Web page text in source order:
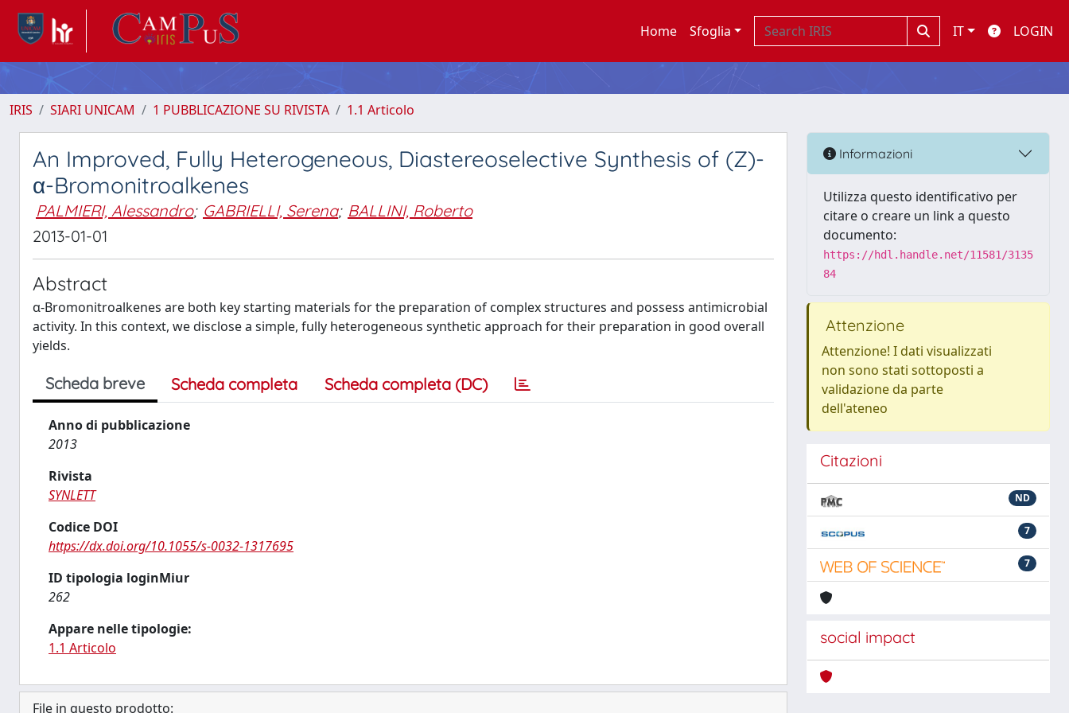
Home Sfoglia IT LOGIN
IRIS SIARI UNICAM 1 PUBBLICAZIONE SU RIVISTA 1.1 Articolo
An Improved, Fully Heterogeneous, Diastereoselective Synthesis of (Z)-
α-Bromonitroalkenes
PALMIERI, Alessandro; GABRIELLI, Serena; BALLINI, Roberto
2013-01-01
Abstract
α-Bromonitroalkenes are both key starting materials for the preparation of complex structures and possess antimicrobial
activity. In this context, we disclose a simple, fully heterogeneous synthetic approach for their preparation in good overall
yields.
Scheda breve Scheda completa Scheda completa (DC)
Anno di pubblicazione
2013
Rivista
SYNLETT
Codice DOI
https://dx.doi.org/10.1055/s-0032-1317695
ID tipologia loginMiur
262
Appare nelle tipologie:
1.1 Articolo
File in questo prodotto:
Informazioni
Utilizza questo identificativo per
citare o creare un link a questo
documento:
https://hdl.handle.net/11581/3135
84
Attenzione
Attenzione! I dati visualizzati
non sono stati sottoposti a
validazione da parte
dell'ateneo
Citazioni
ND
7
7
social impact